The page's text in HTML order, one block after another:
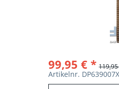
99,95 € *
Artikelnr.